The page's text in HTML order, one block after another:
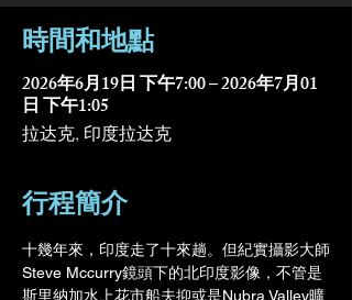
時間和地點
2026年6月19日 下午7:00 – 2026年7月01
日 下午1:05
拉达克, 印度拉达克
行程簡介
十幾年來，印度走了十來趟。但紀實攝影大師
Steve Mccurry鏡頭下的北印度影像，不管是
斯里納加水上花市船夫抑或是Nubra Valley曠